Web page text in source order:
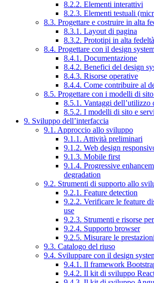
8.2.2. Elementi interattivi
8.2.3. Elementi testuali
8.3. Progettare e costruire in alta
8.3.1. Layout di pagina
8.3.2. Prototipi in alta fedeltà
8.4. Progettare con il design
8.4.1. Documentazione
8.4.2. Benefici del design
8.4.3. Risorse operative
8.4.4. Come contribuire al
8.5. Progettare con i modelli di
8.5.1. Vantaggi dell’utilizzo
8.5.2. I modelli di sito e
9. Sviluppo dell’interfaccia
9.1. Approccio allo sviluppo
9.1.1. Attività preliminari
9.1.2. Web design
9.1.3. Mobile first
9.1.4. Progressive
degradation
9.2. Strumenti di supporto allo
9.2.1. Feature detection
9.2.2. Verificare le feature
use
9.2.3. Strumenti e risorse
9.2.4. Supporto browser
9.2.5. Misurare le prestazioni
9.3. Catalogo del riuso
9.4. Sviluppare con il design
9.4.1. Il framework
9.4.2. Il kit di sviluppo